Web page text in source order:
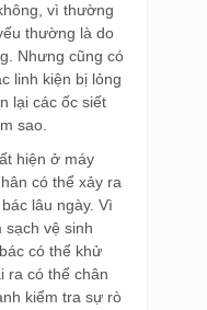
vì thường
thường là do
Nhưng cũng có
linh kiện bị lỏng
lại các ốc siết
sao.
hiện ở máy
có thể xảy ra
lâu ngày. Vì
sạch vệ sinh
có thể khử
ra có thể chân
kiểm tra sự rò